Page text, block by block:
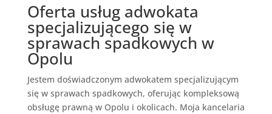
Oferta usług adwokata
specjalizującego się w
sprawach spadkowych w
Opolu
Jestem doświadczonym adwokatem specjalizującym
się w sprawach spadkowych, oferując kompleksową
obsługę prawną w Opolu i okolicach. Moja kancelaria